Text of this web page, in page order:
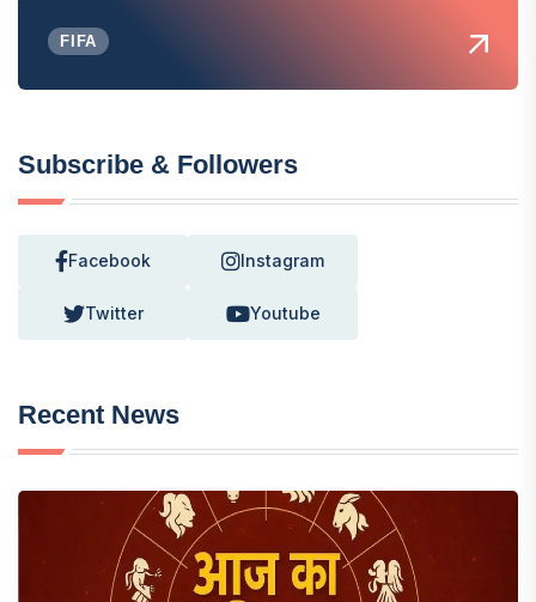
FIFA
Subscribe & Followers
Facebook Instagram
Twitter Youtube
Recent News